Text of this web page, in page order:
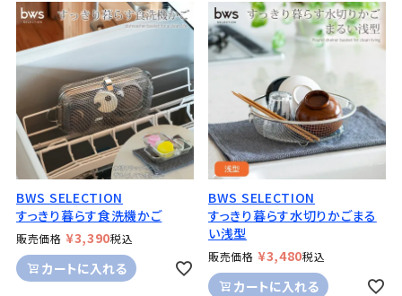
BWS SELECTION
すっきり暮らす食洗機かご
販売価格 ¥3,390税込
カートに入れる
BWS SELECTION
すっきり暮らす水切りかごまる
い浅型
販売価格 ¥3,480税込
カートに入れる